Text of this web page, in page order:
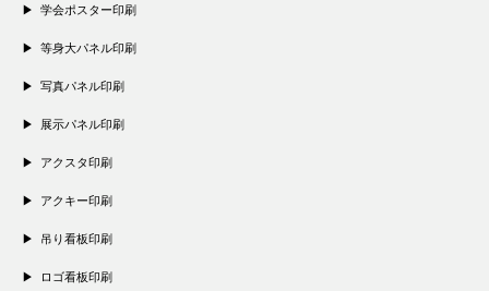
学会ポスター印刷
等身大パネル印刷
写真パネル印刷
展示パネル印刷
アクスタ印刷
アクキー印刷
吊り看板印刷
ロゴ看板印刷